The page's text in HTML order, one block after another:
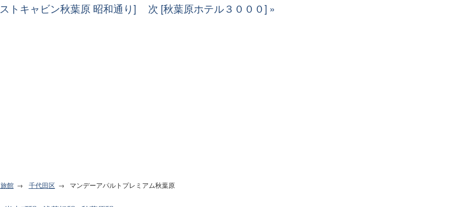
トキャビン秋葉原 昭和通り] 次 [秋葉原ホテル３０００]
館 千代田区 マンデーアパルトプレミアム秋葉原